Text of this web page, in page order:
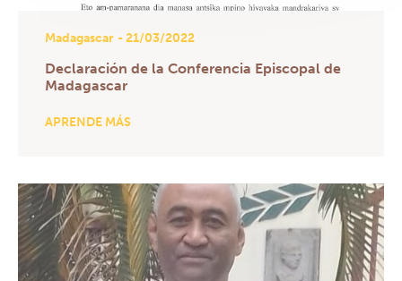
Madagascar - 21/03/2022
Declaración de la Conferencia Episcopal de
Madagascar
APRENDE MÁS